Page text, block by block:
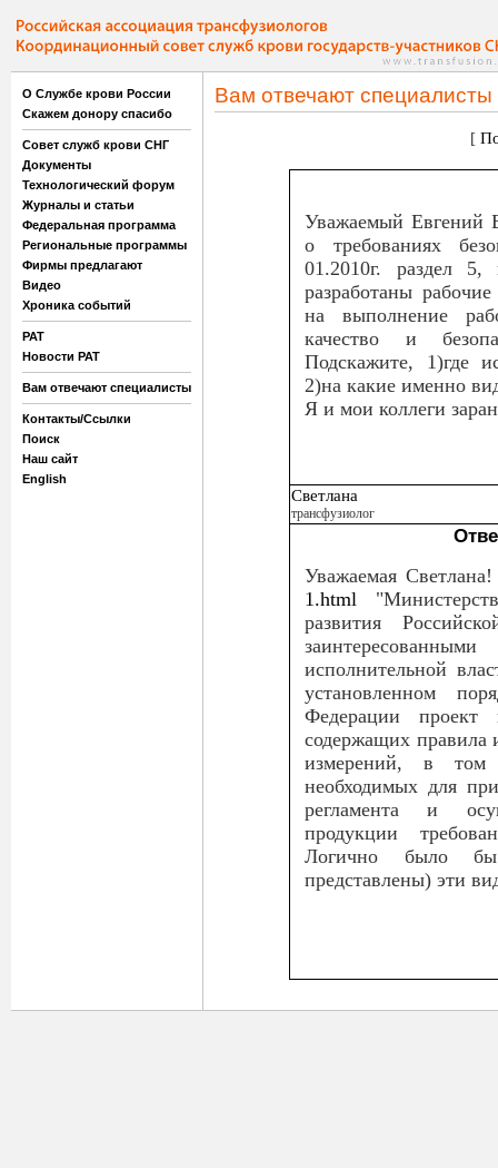
О Службе крови России
Скажем донору спасибо
Совет служб крови СНГ
Документы
Технологический форум
Журналы и статьи
Федеральная программа
Региональные программы
Фирмы предлагают
Видео
Хроника событий
РАТ
Новости РАТ
Вам отвечают специалисты
Контакты/Ссылки
Поиск
Наш сайт
English
Вам отвечают специалисты
[
Уважаемый Евгений
о требованиях
01.2010г. раздел
разработаны
на выполнение
качество и
Подскажите, 1)где
2)на какие именно
Я и мои коллеги
Светлана
трансфузиолог
Уважаемая
1.html
развития
исполнительной
установленном
Федерации проект
содержащих правила
измерений, в том
необходимых для
регламента и
продукции
Логично было
представлены) эти